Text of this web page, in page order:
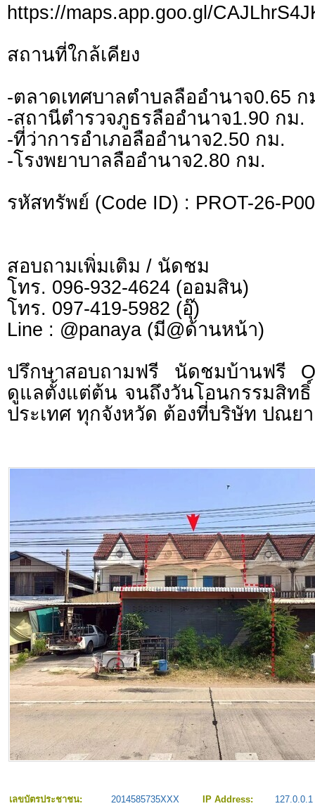
https://maps.app.goo.gl/
สถานที่ใกล้เคียง
-ตลาดเทศบาลตำบลลืออำนาจ0.65 ก
-สถานีตำรวจภูธรลืออำนาจ1.90 กม.
-ที่ว่าการอำเภอลืออำนาจ2.50 กม.
-โรงพยาบาลลืออำนาจ2.80 กม.
รหัสทรัพย์ (Code ID) : PROT-26-
สอบถามเพิ่มเติม / นัดชม
โทร. 096-932-4624 (ออมสิน)
โทร. 097-419-5982 (อุ๊)
Line : @panaya (มี@ด้านหน้า)
ปรึกษาสอบถามฟรี นัดชมบ้านฟรี
ดูแลตั้งแต่ต้น จนถึงวันโอนกรรมสิท
ประเทศ ทุกจังหวัด ต้องที่บริษัท ปณย
เลขบัตรประชาชน: 2014585735XXX IP Address:
127.0.0.1